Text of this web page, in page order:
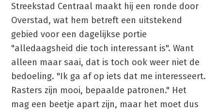
Streekstad Centraal maakt hij een ronde door
Overstad, wat hem betreft een uitstekend
gebied voor een dagelijkse portie
"alledaagsheid die toch interessant is". Want
alleen maar saai, dat is toch ook weer niet de
bedoeling. "Ik ga af op iets dat me interesseert.
Rasters zijn mooi, bepaalde patronen." Het
mag een beetje apart zijn, maar het moet dus